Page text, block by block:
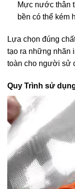
Mực nước thân
bền có thể kém
Lựa chọn đúng
tạo ra những nhãn
toàn cho người sử
Quy Trình sử